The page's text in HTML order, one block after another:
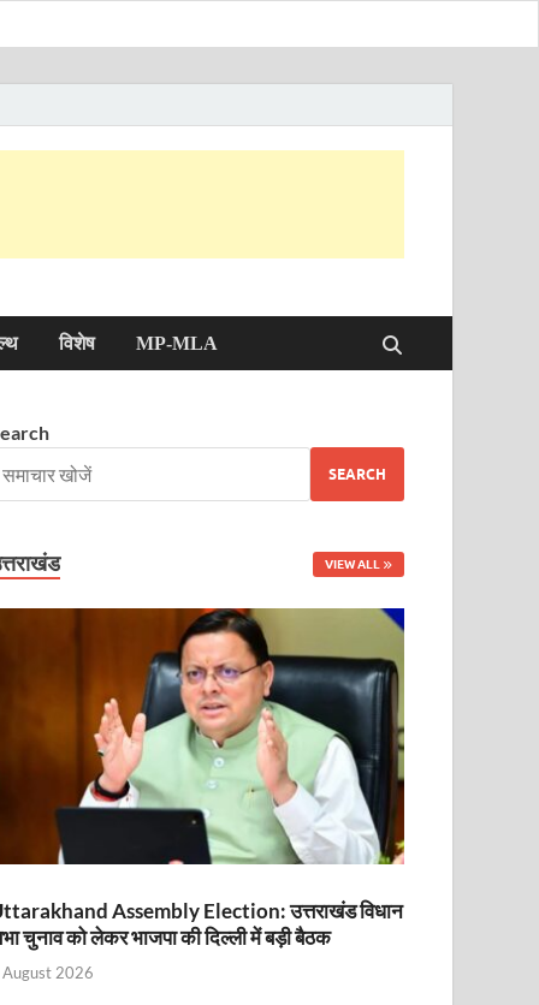
विशेष MP-MLA
SEARCH
VIEW ALL
Assembly Election: उत्तराखंड विधान
चुनाव को लेकर भाजपा की दिल्ली में बड़ी बैठक
2026